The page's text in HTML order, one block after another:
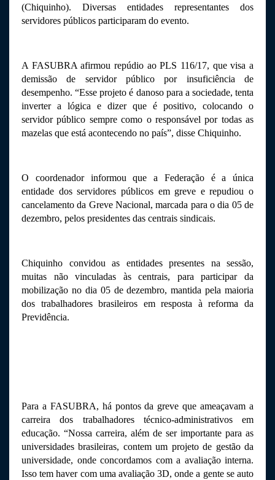
(Chiquinho). Diversas entidades representantes dos
servidores públicos participaram do evento.
A FASUBRA afirmou repúdio ao PLS 116/17, que visa a
demissão de servidor público por insuficiência de
desempenho. “Esse projeto é danoso para a sociedade, tenta
inverter a lógica e dizer que é positivo, colocando o
servidor público sempre como o responsável por todas as
mazelas que está acontecendo no país”, disse Chiquinho.
O coordenador informou que a Federação é a única
entidade dos servidores públicos em greve e repudiou o
cancelamento da Greve Nacional, marcada para o dia 05 de
dezembro, pelos presidentes das centrais sindicais.
Chiquinho convidou as entidades presentes na sessão,
muitas não vinculadas às centrais, para participar da
mobilização no dia 05 de dezembro, mantida pela maioria
dos trabalhadores brasileiros em resposta à reforma da
Previdência.
Para a FASUBRA, há pontos da greve que ameaçavam a
carreira dos trabalhadores técnico-administrativos em
educação. “Nossa carreira, além de ser importante para as
universidades brasileiras, contem um projeto de gestão da
universidade, onde concordamos com a avaliação interna.
Isso tem haver com uma avaliação 3D, onde a gente se auto